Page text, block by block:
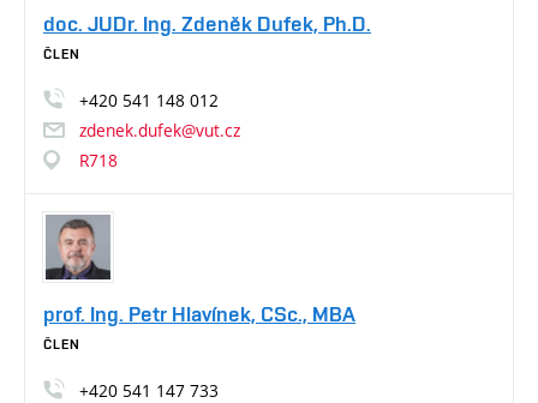
doc. JUDr. Ing. Zdeněk Dufek, Ph.D.
ČLEN
+420 541 148 012
zdenek.dufek@vut.cz
R718
prof. Ing. Petr Hlavínek, CSc., MBA
ČLEN
+420 541 147 733